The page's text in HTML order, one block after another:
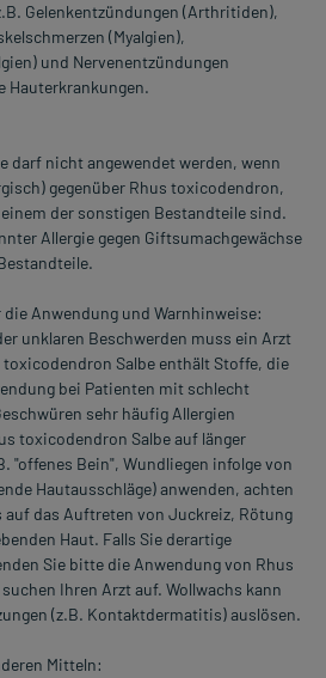
Gelenkentzündungen (Arthritiden),
(Myalgien),
und Nervenentzündungen
Hauterkrankungen.
darf nicht angewendet werden, wenn
gegenüber Rhus toxicodendron,
der sonstigen Bestandteile sind.
Allergie gegen Giftsumachgewächse
Anwendung und Warnhinweise:
unklaren Beschwerden muss ein Arzt
Salbe enthält Stoffe, die
bei Patienten mit schlecht
sehr häufig Allergien
toxicodendron Salbe auf länger
"offenes Bein", Wundliegen infolge von
Hautausschläge) anwenden, achten
auf das Auftreten von Juckreiz, Rötung
Haut. Falls Sie derartige
Sie bitte die Anwendung von Rhus
Ihren Arzt auf. Wollwachs kann
(z.B. Kontaktdermatitis) auslösen.
Mitteln: